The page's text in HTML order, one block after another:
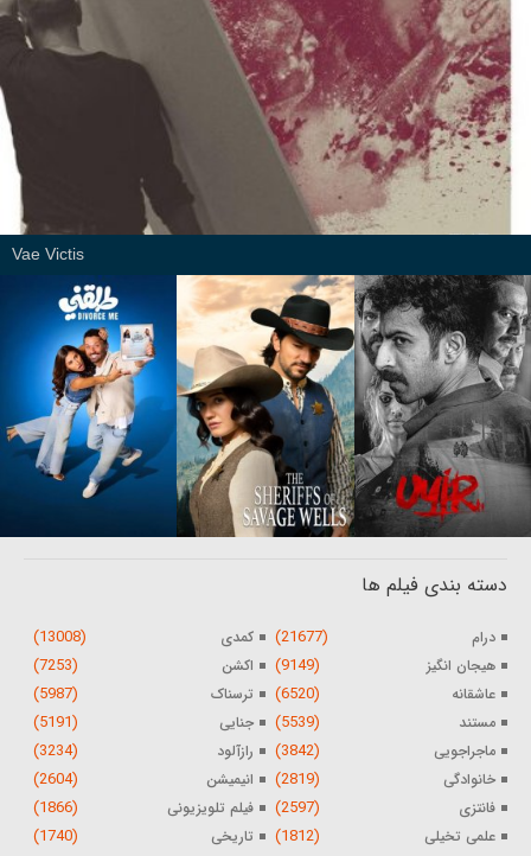
Vae Victis
دسته بندی فیلم ها
درام (21677) کمدی (13008)
هیجان انگیز (9149) اکشن (7253)
عاشقانه (6520) ترسناک (5987)
مستند (5539) جنایی (5191)
ماجراجویی (3842) رازآلود (3234)
خانوادگی (2819) انیمیشن (2604)
فانتزی (2597) فیلم تلویزیونی (1866)
علمی تخیلی (1812) تاریخی (1740)